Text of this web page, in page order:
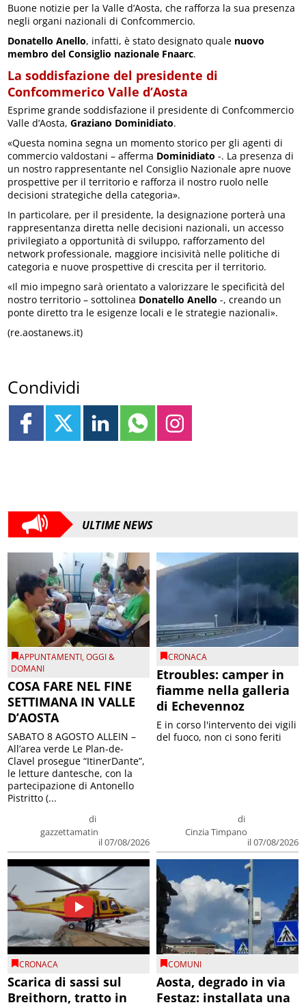
Buone notizie per la Valle d’Aosta, che rafforza la sua presenza
negli organi nazionali di Confcommercio.
Donatello Anello, infatti, è stato designato quale nuovo
membro del Consiglio nazionale Fnaarc.
La soddisfazione del presidente di
Confcommerico Valle d’Aosta
Esprime grande soddisfazione il presidente di Confcommercio
Valle d’Aosta,Graziano Dominidiato.
«Questa nomina segna un momento storico per gli agenti di
commercio valdostani – afferma Dominidiato -. La presenza di
un nostro rappresentante nel Consiglio Nazionale apre nuove
prospettive per il territorio e rafforza il nostro ruolo nelle
decisioni strategiche della categoria».
In particolare, per il presidente, la designazione porterà una
rappresentanza diretta nelle decisioni nazionali, un accesso
privilegiato a opportunità di sviluppo, rafforzamento del
network professionale, maggiore incisività nelle politiche di
categoria e nuove prospettive di crescita per il territorio.
«Il mio impegno sarà orientato a valorizzare le specificità del
nostro territorio – sottolinea Donatello Anello -, creando un
ponte diretto tra le esigenze locali e le strategie nazionali».
(re.aostanews.it)
Condividi
ULTIME NEWS
APPUNTAMENTI,OGGI &
DOMANI
COSA FARE NEL FINE
SETTIMANA IN VALLE
D’AOSTA
di
gazzettamatin
il 07/08/2026
SABATO 8 AGOSTO ALLEIN –
All’area verde Le Plan-de-
Clavel prosegue “ItinerDante”,
le letture dantesche, con la
partecipazione di Antonello
Pistritto (...
CRONACA
Etroubles: camper in
fiamme nella galleria
di Echevennoz
di
Cinzia Timpano
il 07/08/2026
E in corso l'intervento dei vigili
del fuoco, non ci sono feriti
CRONACA
Scarica di sassi sul
Breithorn, tratto in
COMUNI
Aosta, degrado in via
Festaz: installata una